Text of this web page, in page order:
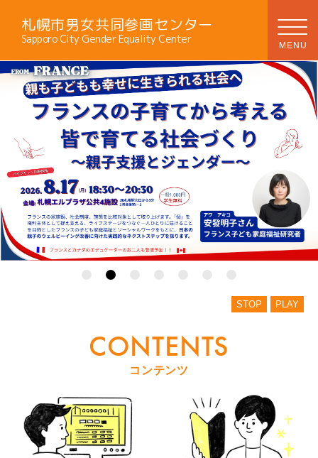
札幌市男女共同参画センター
Sapporo City Gender Equality Center
STOP PLAY
CONTENTS
コンテンツ